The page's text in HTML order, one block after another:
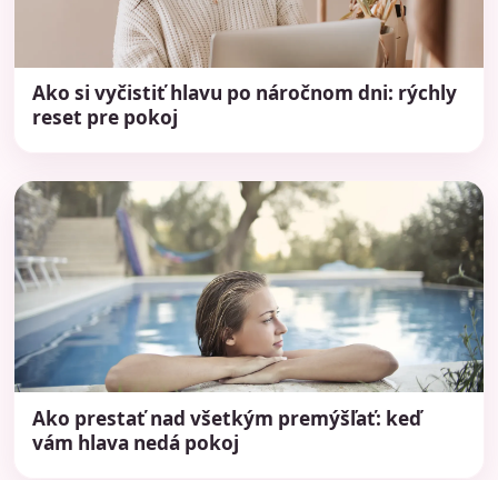
Ako si vyčistiť hlavu po náročnom dni: rýchly
reset pre pokoj
Ako prestať nad všetkým premýšľať: keď
vám hlava nedá pokoj